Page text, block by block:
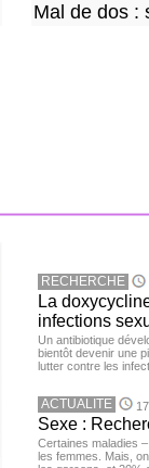
Mal de dos :
RECHERCHE
La
infections
Un antibiotique
bientôt devenir une
lutter contre les
ACTUALITE
Sexe :
Certaines maladies
les femmes. Mais,